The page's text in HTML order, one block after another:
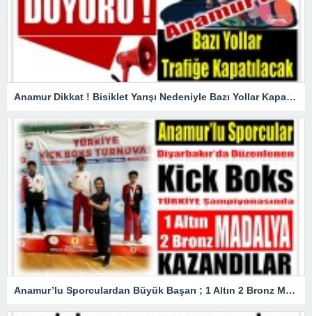
Anamur Dikkat ! Bisiklet Yarışı Nedeniyle Bazı Yollar Kapanacak
Anamur’lu Sporculardan Büyük Başarı ; 1 Altın 2 Bronz Madalya Kazandılar